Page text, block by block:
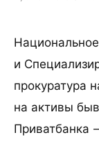
и
прокуратура
на активы
Приватбанка